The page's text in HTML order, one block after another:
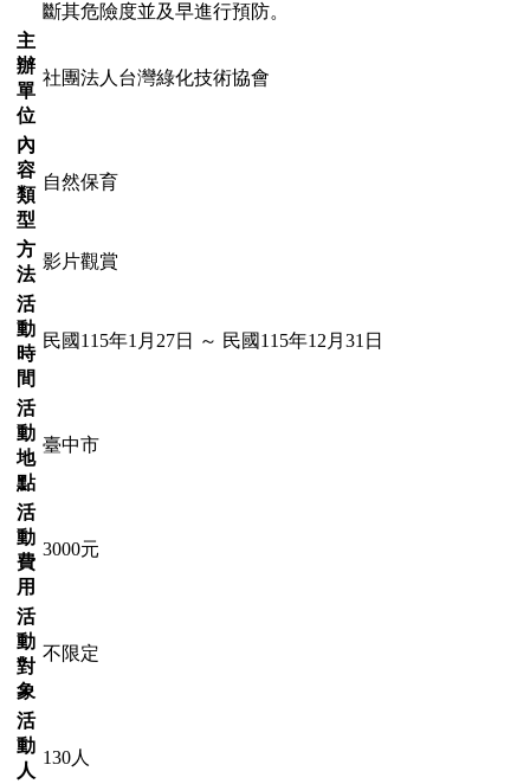
斷其危險度並及早進行預防。
主
辦
單
位
社團法人台灣綠化技術協會
內
容
類
型
自然保育
方
法
影片觀賞
活
動
時
間
民國115年1月27日 ～ 民國115年12月31日
活
動
地
點
臺中市
活
動
費
用
3000元
活
動
對
象
不限定
活
動
人
130人